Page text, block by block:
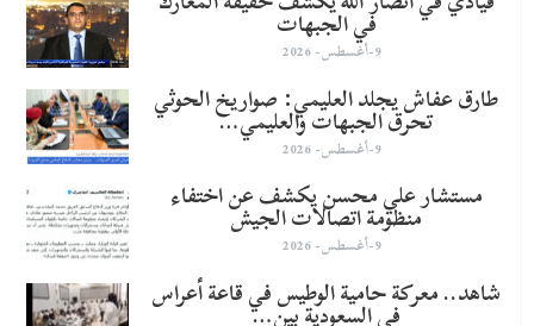
في الجبهات
9-أغسطس- 2026
طارق عفاش يجلد العليمي: صواريخ الحوثي
تحرق الجبهات والعليمي…
9-أغسطس- 2026
مستشار علي محسن يكشف عن اختفاء
منظومة اتصالات الجيش
9-أغسطس- 2026
شاهد.. معركة حامية الوطيس في قاعة أعراس
في السعودية بين…